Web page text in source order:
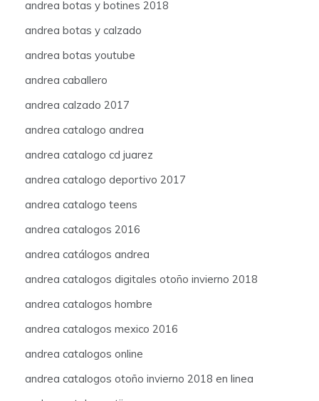
andrea botas y botines 2018
andrea botas y calzado
andrea botas youtube
andrea caballero
andrea calzado 2017
andrea catalogo andrea
andrea catalogo cd juarez
andrea catalogo deportivo 2017
andrea catalogo teens
andrea catalogos 2016
andrea catálogos andrea
andrea catalogos digitales otoño invierno 2018
andrea catalogos hombre
andrea catalogos mexico 2016
andrea catalogos online
andrea catalogos otoño invierno 2018 en linea